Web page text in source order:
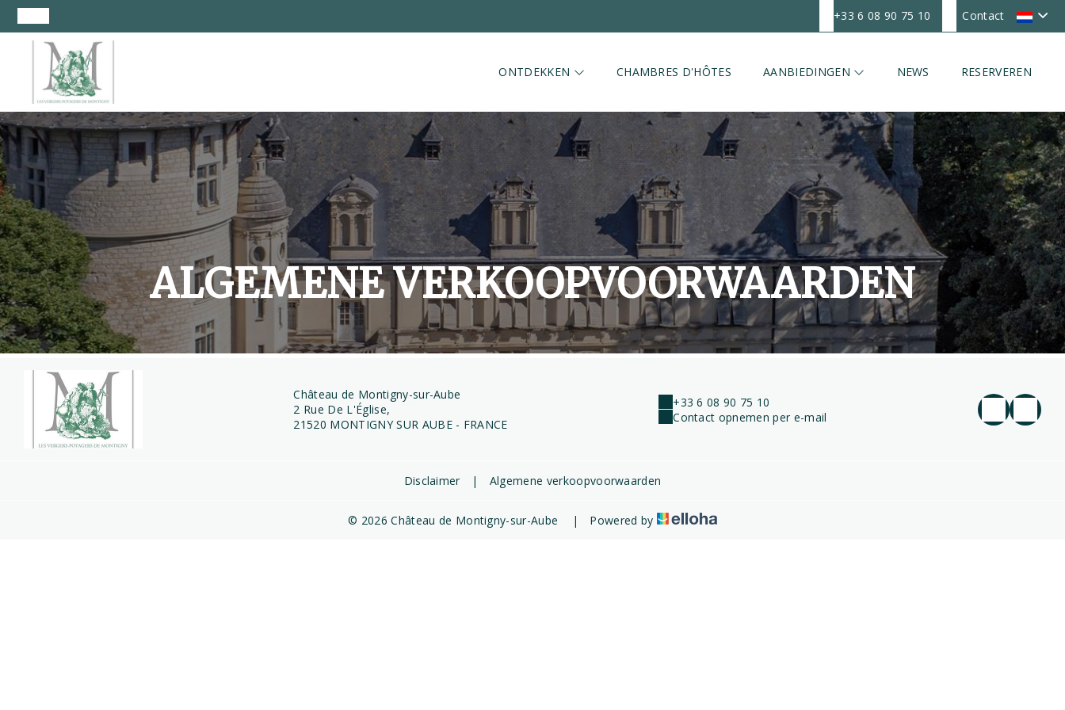
Contact
+33 6 08 90 75 10
ONTDEKKEN CHAMBRES D'HÔTES AANBIEDINGEN NEWS RESERVEREN
ALGEMENE VERKOOPVOORWAARDEN
Château de Montigny-sur-Aube
2 Rue De L'Église,
21520 MONTIGNY SUR AUBE - FRANCE
+33 6 08 90 75 10
Contact opnemen per e-mail
Disclaimer | Algemene verkoopvoorwaarden
© 2026 Château de Montigny-sur-Aube | Powered by